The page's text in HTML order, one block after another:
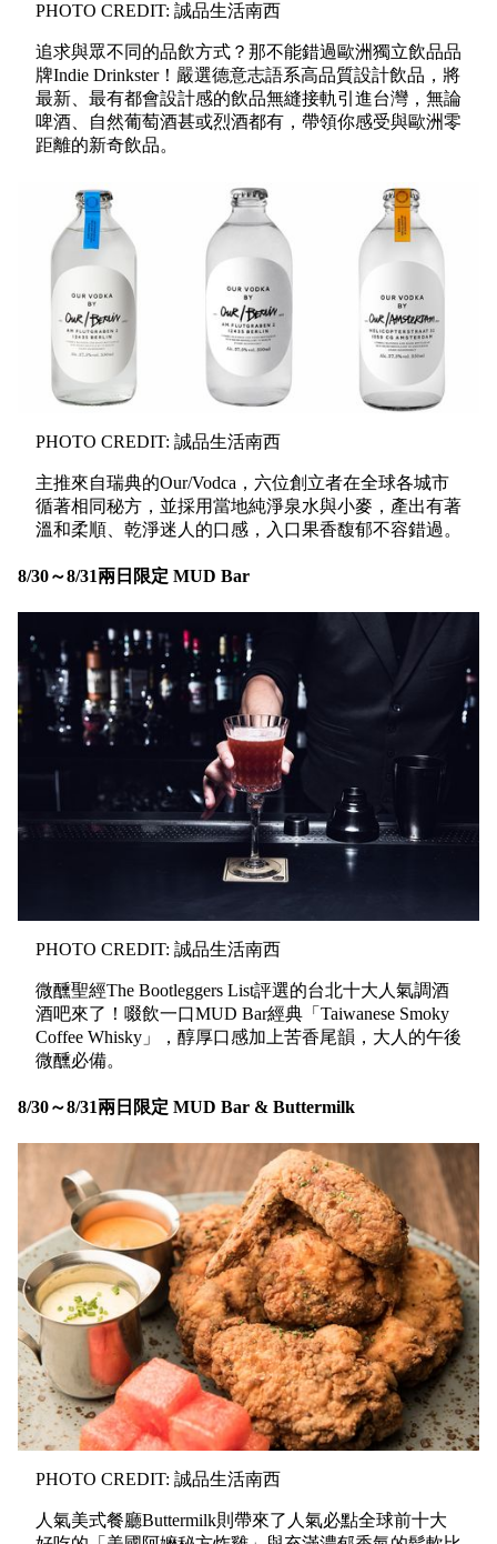
PHOTO CREDIT: 誠品生活南西
追求與眾不同的品飲方式？那不能錯過歐洲獨立飲品品
牌Indie Drinkster！嚴選德意志語系高品質設計飲品，將
最新、最有都會設計感的飲品無縫接軌引進台灣，無論
啤酒、自然葡萄酒甚或烈酒都有，帶領你感受與歐洲零
距離的新奇飲品。
PHOTO CREDIT: 誠品生活南西
主推來自瑞典的Our/Vodca，六位創立者在全球各城市
循著相同秘方，並採用當地純淨泉水與小麥，產出有著
溫和柔順、乾淨迷人的口感，入口果香馥郁不容錯過。
8/30～8/31兩日限定 MUD Bar
PHOTO CREDIT: 誠品生活南西
微醺聖經The Bootleggers List評選的台北十大人氣調酒
酒吧來了！啜飲一口MUD Bar經典「Taiwanese Smoky
Coffee Whisky」，醇厚口感加上苦香尾韻，大人的午後
微醺必備。
8/30～8/31兩日限定 MUD Bar & Buttermilk
PHOTO CREDIT: 誠品生活南西
人氣美式餐廳Buttermilk則帶來了人氣必點全球前十大